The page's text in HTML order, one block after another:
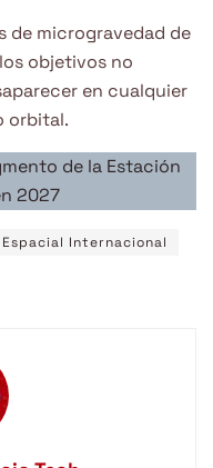
de microgravedad de
objetivos no
en cualquier
orbital.
de la Estación
2027
Internacional